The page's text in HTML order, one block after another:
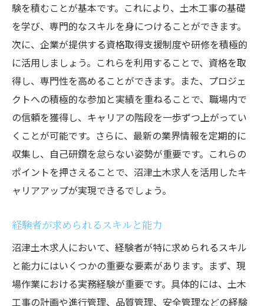
験を積むことが基本です。これにより、土木工事の基礎
を学び、専門的なスキルを身につけることができます。
次に、企業が提供する資格取得支援制度や研修を積極的
に活用しましょう。これらを利用することで、資格を取
得し、専門性を高めることができます。また、プロジェ
クトへの積極的な参加と実績を重ねることで、職場内で
の信頼を獲得し、キャリアの階段を一歩ずつ上がってい
くことが可能です。さらに、最新の業界情報を定期的に
収集し、自己研鑽を怠らない姿勢が重要です。これらの
ポイントを押さえることで、沼津土木求人を活用したキ
ャリアアップが実現できるでしょう。
経験者が求められるスキルと能力
沼津土木求人において、経験者が特に求められるスキル
と能力にはいくつかの重要な要素があります。まず、現
場作業における実務経験が重要です。具体的には、土木
工事の計画や進行管理、品質管理、安全管理などの経験